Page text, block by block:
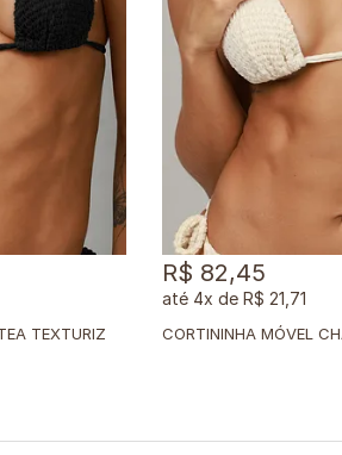
R$ 82,45
4x de R$ 21,71